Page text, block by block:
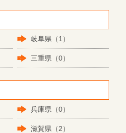
岐阜県（1）
三重県（0）
兵庫県（0）
滋賀県（2）